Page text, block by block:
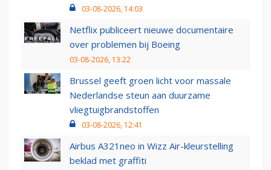
03-08-2026, 14:03
Netflix publiceert nieuwe documentaire
over problemen bij Boeing
03-08-2026, 13:22
Brussel geeft groen licht voor massale
Nederlandse steun aan duurzame
vliegtuigbrandstoffen
03-08-2026, 12:41
Airbus A321neo in Wizz Air-kleurstelling
beklad met graffiti